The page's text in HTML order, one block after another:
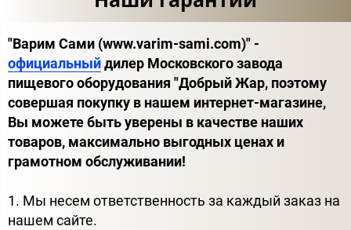
"Варим Сами (www.varim-sami.com)" -
официальныйдилер Московского завода
пищевого оборудования "Добрый Жар, поэтому
совершая покупку в нашем интернет-магазине,
Вы можете быть уверены в качестве наших
товаров, максимально выгодных ценах и
грамотном обслуживании!
1. Мы несем ответственность за каждый заказ на
нашем сайте.